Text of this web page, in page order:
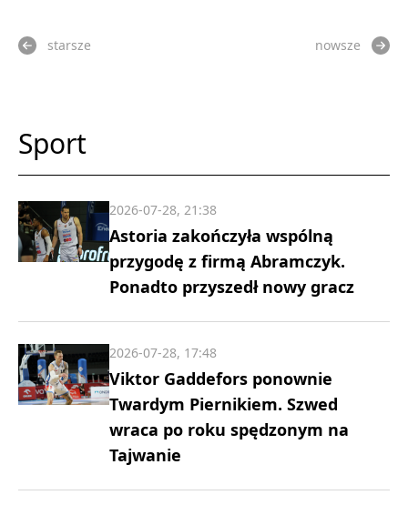
starsze nowsze
Sport
Astoria zakończyła wspólną
przygodę z firmą Abramczyk.
Ponadto przyszedł nowy gracz
2026-07-28, 21:38
Viktor Gaddefors ponownie
Twardym Piernikiem. Szwed
wraca po roku spędzonym na
Tajwanie
2026-07-28, 17:48